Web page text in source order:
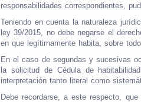
responsabilidades correspondientes,
Teniendo en cuenta la naturaleza
ley 39/2015, no debe negarse el
en que legítimamente habita, sobre
En el caso de segundas y sucesivas
la solicitud de Cédula de
interpretación tanto literal como
Debe recordarse, a este respecto,